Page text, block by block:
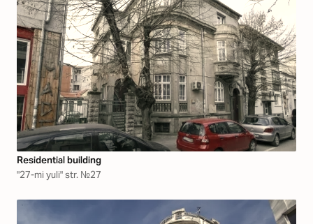
Residential building
"27-mi yuli" str. №27